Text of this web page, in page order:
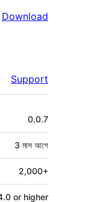
Download
Support
0.0.7
3 মাস আগে
2,000+
or higher